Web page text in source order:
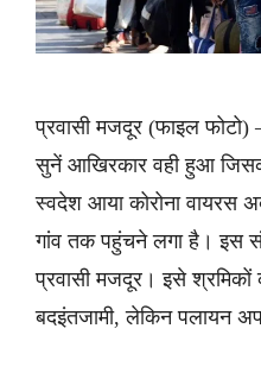
प्रवासी मजदूर (फाइल
सुनें आखिरकार वही हुआ
स्वदेश आया कोरोना वायरस
गांव तक पहुंचने लगा है। इस
प्रवासी मजदूर। इसे श्रमिकों
बदइंतजामी, लेकिन पलायन